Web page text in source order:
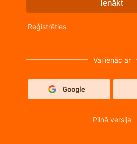
Ienākt
Reģistrēties
Vai ienāc ar
Pilnā versija